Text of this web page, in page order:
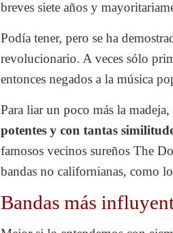
breves siete años y
Podía tener, pero se ha
revolucionario. A veces sólo
entonces negados a la música
Para liar un poco más la madeja,
potentes y con tantas
famosos vecinos sureños The
bandas no californianas, como
Bandas más